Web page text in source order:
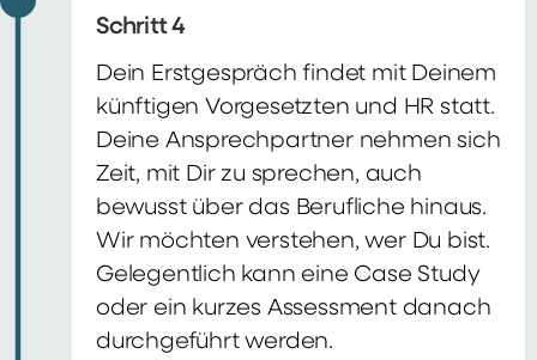
Schritt 4
Dein Erstgespräch findet mit Deinem
künftigen Vorgesetzten und HR statt.
Deine Ansprechpartner nehmen sich
Zeit, mit Dir zu sprechen, auch
bewusst über das Berufliche hinaus.
Wir möchten verstehen, wer Du bist.
Gelegentlich kann eine Case Study
oder ein kurzes Assessment danach
durchgeführt werden.